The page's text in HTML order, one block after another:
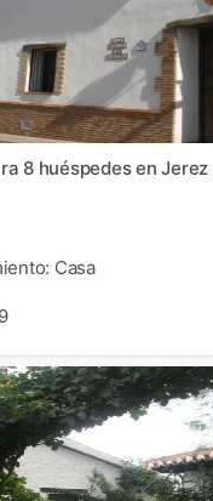
8 huéspedes en Jerez
Casa